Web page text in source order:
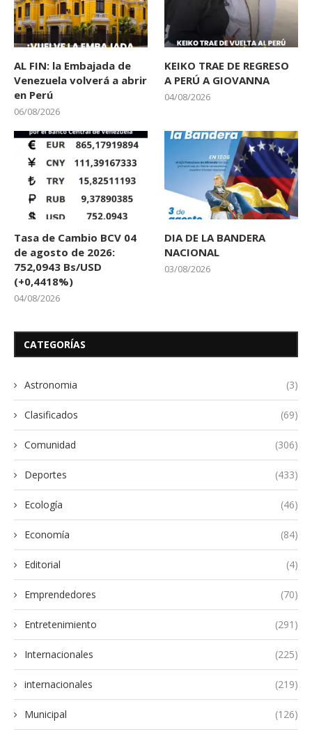
AL FIN: la Embajada de
Venezuela volverá a abrir
en Perú
06/08/2026
KEIKO TRAE DE REGRESO
A PERÚ A GIOVANNA
04/08/2026
Tasa de Cambio BCV 04
de agosto de 2026:
752,0943 Bs/USD
(+0,4418%)
04/08/2026
DIA DE LA BANDERA
NACIONAL
03/08/2026
CATEGORÍAS
Astronomia (3)
Clasificados (69)
Comunidad (306)
Deportes (433)
Ecología (46)
Economía (84)
Editorial (4)
Emprendedores (70)
Entretenimiento (291)
Internacionales (225)
internacionales (219)
Municipal (126)